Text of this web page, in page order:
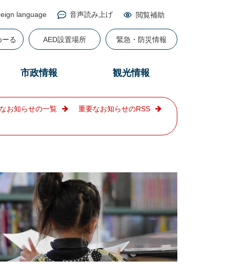
language 音声読み上げ 閲覧補助
る AED設置場所 緊急・防災情報
市政情報 観光情報
お知らせの一覧 重要なお知らせのRSS